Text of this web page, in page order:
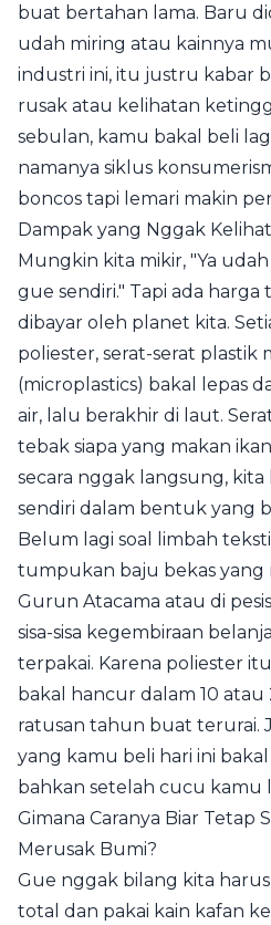
buat bertahan lama. Baru
udah miring atau kainnya
industri ini, itu justru kabar
rusak atau kelihatan
sebulan, kamu bakal beli
namanya siklus
boncos tapi lemari makin
Dampak yang Nggak
Mungkin kita mikir, "Ya
gue sendiri." Tapi ada
dibayar oleh planet kita.
poliester, serat-serat plastik
(microplastics) bakal lepas
air, lalu berakhir di laut.
tebak siapa yang makan
secara nggak langsung,
sendiri dalam bentuk yang
Belum lagi soal limbah
tumpukan baju bekas
Gurun Atacama atau di
sisa-sisa kegembiraan
terpakai. Karena poliester
bakal hancur dalam 10
ratusan tahun buat terurai.
yang kamu beli hari ini
bahkan setelah cucu kamu
Gimana Caranya Biar Tetap
Merusak Bumi?
Gue nggak bilang kita
total dan pakai kain kafan